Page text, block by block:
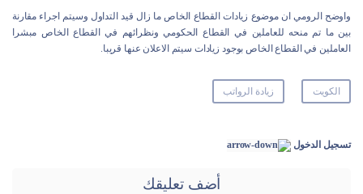
واوضح الرومي ان موضوع زيادات القطاع الخاص ما زال قيد التداول وسيتم اجراء مقارنة
بين ما تم منحه للعاملين في القطاع الحكومي ونظرائهم في القطاع الخاص مبشرا
العاملين في القطاع الخاص بوجود زيادات سيتم الاعلان عنها قريبا.
الكويت زيادة الرواتب
تسجيل الدخول
أضف تعليقك